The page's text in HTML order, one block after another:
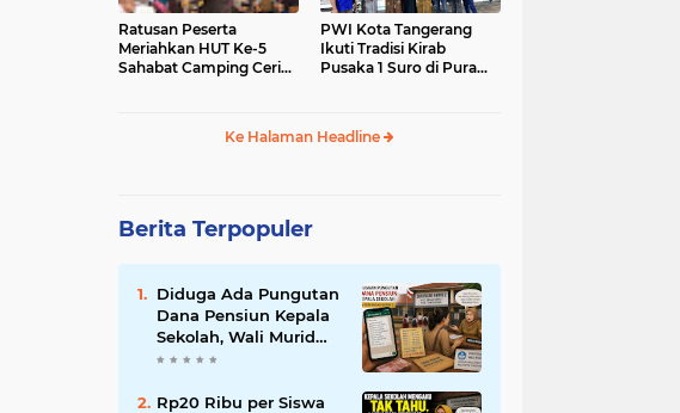
Ratusan Peserta
Meriahkan HUT Ke-5
Sahabat Camping Ceria,
PWI Kota Tangerang
Ikuti Tradisi Kirab
Pusaka 1 Suro di Pura
Ke Halaman Headline
Berita Terpopuler
Diduga Ada Pungutan
Dana Pensiun Kepala
Sekolah, Wali Murid
SDN Pasar Kemis 2
Pengaduan
Rp20 Ribu per Siswa